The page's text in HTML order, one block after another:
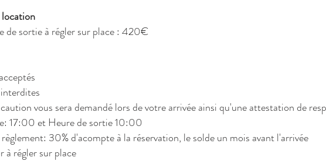
de sortie à régler sur place : 420€
vous sera demandé lors de votre arrivée ainsi qu'une attestation de
17:00 et Heure de sortie 10:00
30% d'acompte à la réservation, le solde un mois avant l'arrivée
à régler sur place